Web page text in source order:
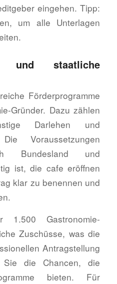
eingehen. Tipp:
um alle Unterlagen
und staatliche
Förderprogramme
Gründer. Dazu zählen
Darlehen und
Voraussetzungen
Bundesland und
ist, die cafe eröffnen
klar zu benennen und
1.500 Gastronomie-
Zuschüsse, was die
Antragstellung
Sie die Chancen, die
bieten. Für